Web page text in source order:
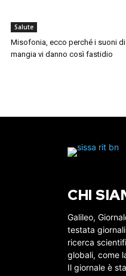
Salute
Misofonia, ecco perché i suoni
mangia vi danno così fastidio
CHI
Galileo,
testata
ricerca
globali, come
Il giornale è